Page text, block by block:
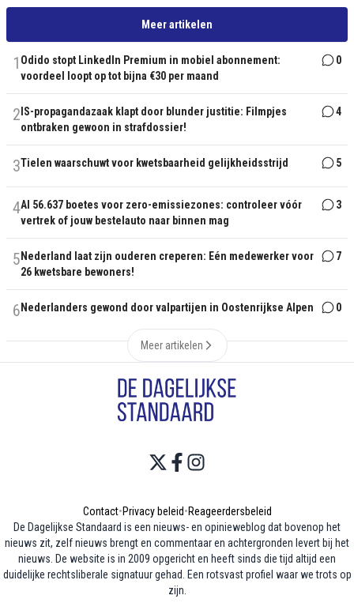
Meer artikelen
1 Odido stopt LinkedIn Premium in mobiel abonnement:
voordeel loopt op tot bijna €30 per maand
0
2 IS-propagandazaak klapt door blunder justitie: Filmpjes
ontbraken gewoon in strafdossier!
4
3Tielen waarschuwt voor kwetsbaarheid gelijkheidsstrijd 5
4Al 56.637 boetes voor zero-emissiezones: controleer vóór
vertrek of jouw bestelauto naar binnen mag
3
5 Nederland laat zijn ouderen creperen: Eén medewerker voor
26 kwetsbare bewoners!
7
6 Nederlanders gewond door valpartijen in Oostenrijkse Alpen 0
Meer artikelen
Contact•Privacy beleid•Reageerdersbeleid
De Dagelijkse Standaard is een nieuws- en opinieweblog dat bovenop het
nieuws zit, zelf nieuws brengt en commentaar en achtergronden levert bij het
nieuws. De website is in 2009 opgericht en heeft sinds die tijd altijd een
duidelijke rechtsliberale signatuur gehad. Een rotsvast profiel waar we trots op
zijn.